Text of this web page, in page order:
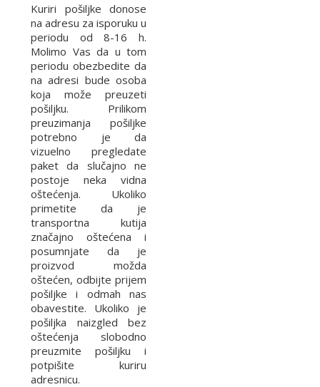
Kuriri pošiljke donose
na adresu za isporuku u
periodu od 8-16 h.
Molimo Vas da u tom
periodu obezbedite da
na adresi bude osoba
koja može preuzeti
pošiljku. Prilikom
preuzimanja pošiljke
potrebno je da
vizuelno pregledate
paket da slučajno ne
postoje neka vidna
oštećenja. Ukoliko
primetite da je
transportna kutija
značajno oštećena i
posumnjate da je
proizvod možda
oštećen, odbijte prijem
pošiljke i odmah nas
obavestite. Ukoliko je
pošiljka naizgled bez
oštećenja slobodno
preuzmite pošiljku i
potpišite kuriru
adresnicu.